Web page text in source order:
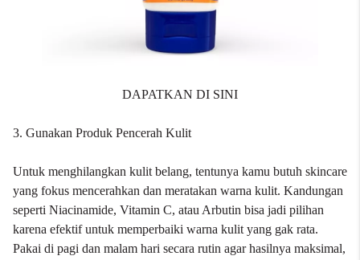
DAPATKAN DI SINI
3. Gunakan Produk Pencerah Kulit
Untuk menghilangkan kulit belang, tentunya kamu butuh skincare
yang fokus mencerahkan dan meratakan warna kulit. Kandungan
seperti Niacinamide, Vitamin C, atau Arbutin bisa jadi pilihan
karena efektif untuk memperbaiki warna kulit yang gak rata.
Pakai di pagi dan malam hari secara rutin agar hasilnya maksimal,